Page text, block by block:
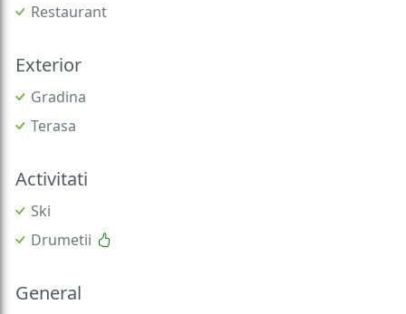
Restaurant
Exterior
Gradina
Terasa
Activitati
Ski
Drumetii
General